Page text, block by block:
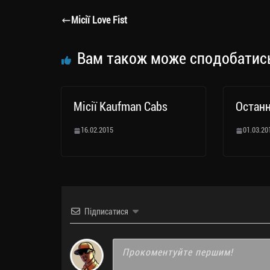
a
er
ся
Місії Love Fist
Вам також може
Місії Kaufman Cabs
16.02.2015
Підписатися